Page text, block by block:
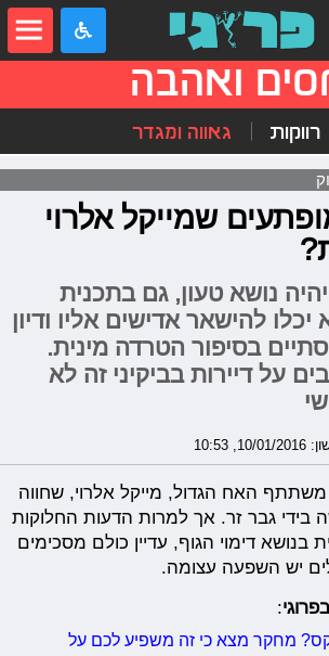
ואהבה
רווקות גאווה ומגדר
שמייקל אלרוי
נושא טעון, גם בתכנית
להישאר אדישים אליו ודיון
בסיפור הטרדה מינית.
על דיירות בביקיני זה לא
10:53
האח הגדול, מייקל אלרוי, שחווה
בידי גבר זר. אך למרות הדעות החלוקות
דימוי הגוף, עדיין כולם מסכימים
יש השפעה עצומה.
:
מחקר מצא כי זה משפיע לכם על